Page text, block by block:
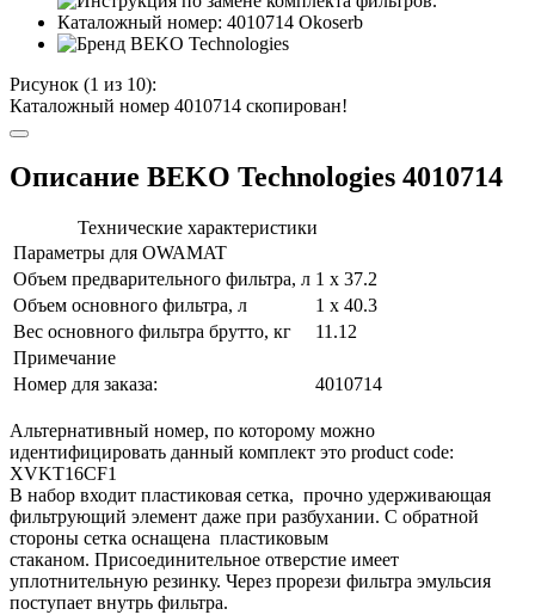
Рисунок (1 из 10):
Каталожный номер 4010714 скопирован!
Описание BEKO Technologies 4010714
Технические характеристики
Параметры для OWAMAT
Объем предварительного фильтра, л 1 x 37.2
Объем основного фильтра, л
1 x 40.3
Вес основного фильтра брутто, кг
11.12
Примечание
Номер для заказа:
4010714
Альтернативный номер, по которому можно
идентифицировать данный комплект это product code:
XVKT16CF1
В набор входит пластиковая сетка, прочно удерживающая
фильтрующий элемент даже при разбухании. С обратной
стороны сетка оснащена пластиковым
стаканом. Присоединительное отверстие имеет
уплотнительную резинку. Через прорези фильтра эмульсия
поступает внутрь фильтра.